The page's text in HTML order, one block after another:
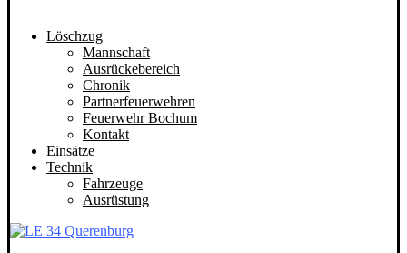
Löschzug
Mannschaft
Ausrückebereich
Chronik
Partnerfeuerwehren
Feuerwehr Bochum
Kontakt
Einsätze
Technik
Fahrzeuge
Ausrüstung